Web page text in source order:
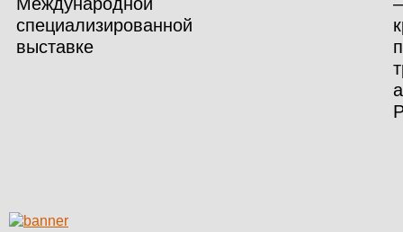
специализированной
выставке